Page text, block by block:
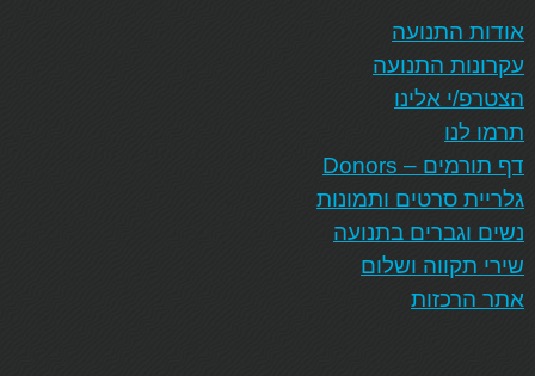
אודות התנועה
עקרונות התנועה
הצטרפ/י אלינו
תרמו לנו
דף תורמים – Donors
גלריית סרטים ותמונות
נשים וגברים בתנועה
שירי תקווה ושלום
אתר הרכזות